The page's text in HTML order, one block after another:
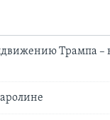
Трампа –